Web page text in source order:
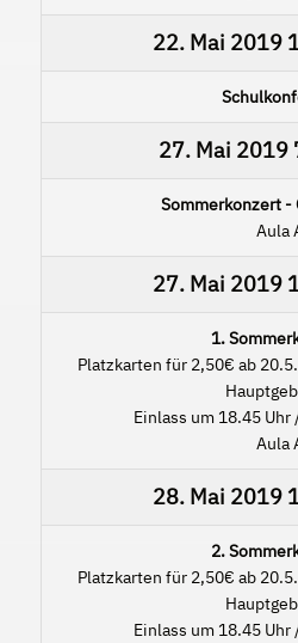
22. Mai 2019
27. Mai 2019
Sommerkonzert -
Aula
27. Mai 2019
1.
Platzkarten für 2,50€ ab
Einlass um 18.45 Uhr
Aula
28. Mai 2019
2.
Platzkarten für 2,50€ ab
Einlass um 18.45 Uhr